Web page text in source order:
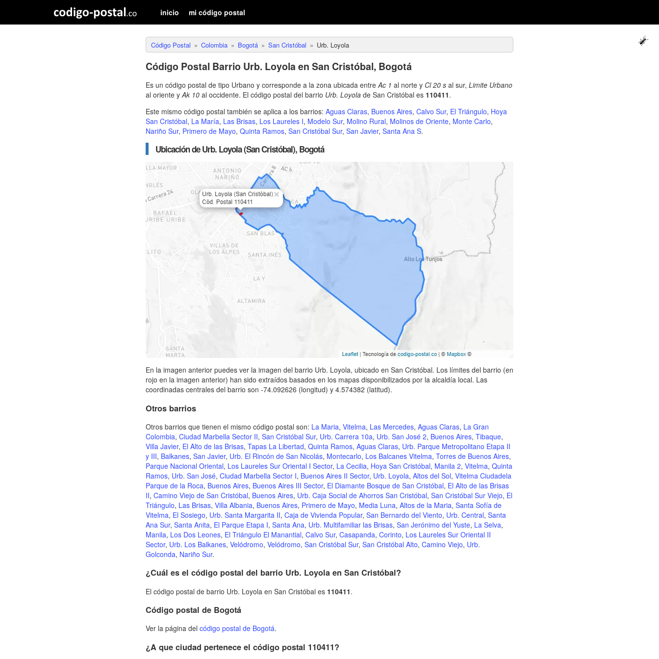
inicio mi código postal
Código Postal Colombia Bogotá San Cristóbal Urb. Loyola
Código Postal Barrio Urb. Loyola en San Cristóbal, Bogotá
Es un código postal de tipo Urbano y corresponde a la zona ubicada entreAc 1 al norte y Cl 20 s al sur, Limite Urbano
al oriente yAk 10 al occidente. El código postal del barrio Urb. Loyola de San Cristóbal es 110411.
Este mismo código postal también se aplica a los barrios: Aguas Claras, Buenos Aires, Calvo Sur, El Triángulo, Hoya
San Cristóbal, La María, Las Brisas, Los Laureles I, Modelo Sur, Molino Rural, Molinos de Oriente, Monte Carlo,
Nariño Sur, Primero de Mayo, Quinta Ramos, San Cristóbal Sur, San Javier, Santa Ana S.
Ubicación de Urb. Loyola (San Cristóbal), Bogotá
En la imagen anterior puedes ver la imagen del barrio Urb. Loyola, ubicado en San Cristóbal. Los límites del barrio (en
rojo en la imagen anterior) han sido extraídos basados en los mapas disponibilizados por la alcaldía local. Las
coordinadas centrales del barrio son -74.092626 (longitud) y 4.574382 (latitud).
Otros barrios
Otros barrios que tienen el mismo código postal son: La Maria, Vitelma, Las Mercedes, Aguas Claras, La Gran
Colombia, Ciudad Marbella Sector II, San Cristóbal Sur, Urb. Carrera 10a, Urb. San José 2, Buenos Aires, Tibaque,
Villa Javier, El Alto de las Brisas, Tapas La Libertad, Quinta Ramos, Aguas Claras, Urb. Parque Metropolitano Etapa II
y III, Balkanes, San Javier, Urb. El Rincón de San Nicolás, Montecarlo, Los Balcanes Vitelma, Torres de Buenos Aires,
Parque Nacional Oriental, Los Laureles Sur Oriental I Sector, La Cecilia, Hoya San Cristóbal, Manila 2, Vitelma, Quinta
Ramos, Urb. San José, Ciudad Marbella Sector I, Buenos Aires II Sector, Urb. Loyola, Altos del Sol, Vitelma Ciudadela
Parque de la Roca, Buenos Aires, Buenos Aires III Sector, El Diamante Bosque de San Cristóbal, El Alto de las Brisas
II, Camino Viejo de San Cristóbal, Buenos Aires, Urb. Caja Social de Ahorros San Cristóbal, San Cristóbal Sur Viejo, El
Triángulo, Las Brisas, Villa Albania, Buenos Aires, Primero de Mayo, Media Luna, Altos de la Maria, Santa Sofía de
Vitelma, El Sosiego, Urb. Santa Margarita II, Caja de Vivienda Popular, San Bernardo del Viento, Urb. Central, Santa
Ana Sur, Santa Anita, El Parque Etapa I, Santa Ana, Urb. Multifamiliar las Brisas, San Jerónimo del Yuste, La Selva,
Manila, Los Dos Leones, El Triángulo El Manantial, Calvo Sur, Casapanda, Corinto, Los Laureles Sur Oriental II
Sector, Urb. Los Balkanes, Velódromo, Velódromo, San Cristóbal Sur, San Cristóbal Alto, Camino Viejo, Urb.
Golconda, Nariño Sur.
¿Cuál es el código postal del barrio Urb. Loyola en San Cristóbal?
El código postal de barrio Urb. Loyola en San Cristóbal es 110411.
Código postal de Bogotá
Ver la página del código postal de Bogotá.
¿A que ciudad pertenece el código postal 110411?